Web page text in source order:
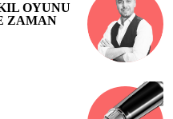
OYUNU
ZAMAN